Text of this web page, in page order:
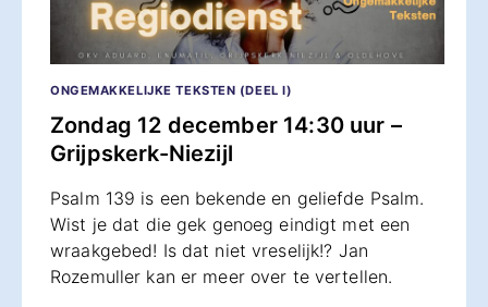
ONGEMAKKELIJKE TEKSTEN (DEEL I)
Zondag 12 december 14:30 uur –
Grijpskerk-Niezijl
Psalm 139 is een bekende en geliefde Psalm.
Wist je dat die gek genoeg eindigt met een
wraakgebed! Is dat niet vreselijk!? Jan
Rozemuller kan er meer over te vertellen.